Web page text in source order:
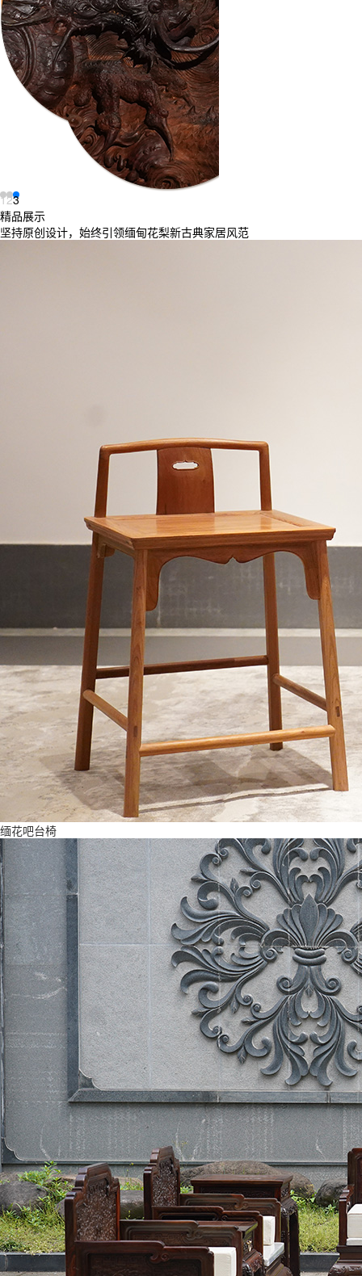
123
精品展示
坚持原创设计，始终引领缅甸花梨新古典家居风范
缅花吧台椅